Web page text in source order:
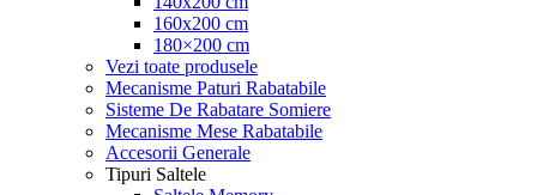
160x200 cm
180×200 cm
Vezi toate produsele
Mecanisme Paturi Rabatabile
Sisteme De Rabatare Somiere
Mecanisme Mese Rabatabile
Accesorii Generale
Tipuri Saltele